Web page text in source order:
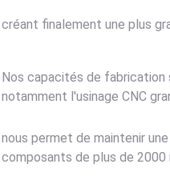
créant finalement une plus
Nos capacités de fabrication
notamment l'usinage CNC
nous permet de maintenir
composants de plus de